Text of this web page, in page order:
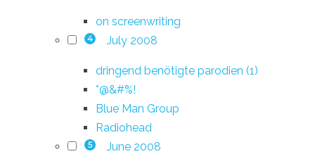
on screenwriting
4 July 2008
dringend benötigte parodien (1)
*@&#%!
Blue Man Group
Radiohead
5 June 2008